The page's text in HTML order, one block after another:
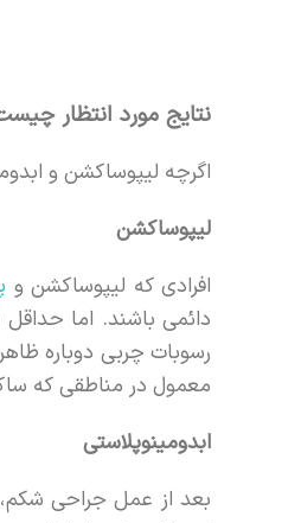
نتایج مورد انتظار
اگرچه لیپوساکشن و
لیپوساکشن
افرادی که لیپوساکشن و
دائمی باشند. اما
رسوبات چربی دوباره
معمول در مناطقی که
ابدومینوپلاستی
بعد از عمل جراحی شکم،